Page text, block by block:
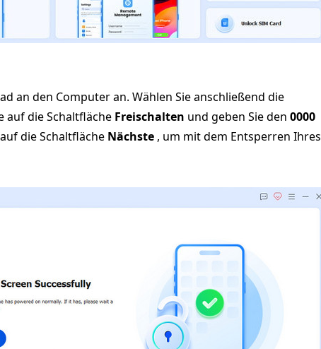
an den Computer an. Wählen Sie anschließend die
auf die Schaltfläche Freischalten und geben Sie den 0000
die Schaltfläche Nächste , um mit dem Entsperren Ihres